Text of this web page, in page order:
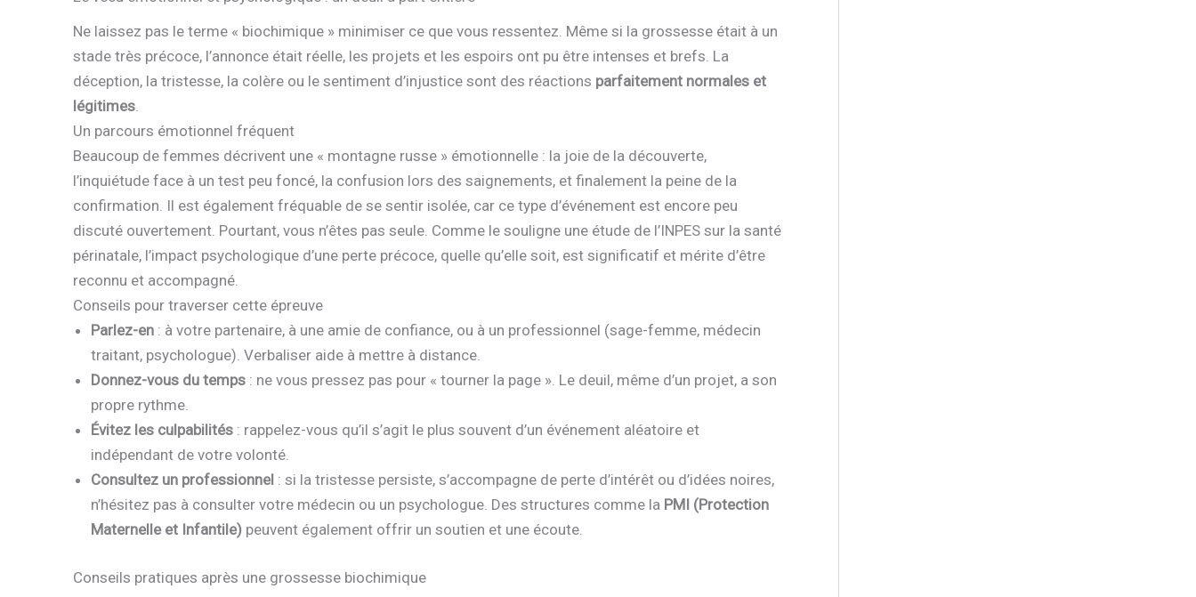
Ne laissez pas le terme « biochimique » minimiser ce que vous ressentez. Même si la grossesse était à un
stade très précoce, l’annonce était réelle, les projets et les espoirs ont pu être intenses et brefs. La
déception, la tristesse, la colère ou le sentiment d’injustice sont des réactions parfaitement normales et
légitimes.
Un parcours émotionnel fréquent
Beaucoup de femmes décrivent une « montagne russe » émotionnelle : la joie de la découverte,
l’inquiétude face à un test peu foncé, la confusion lors des saignements, et finalement la peine de la
confirmation. Il est également fréquable de se sentir isolée, car ce type d’événement est encore peu
discuté ouvertement. Pourtant, vous n’êtes pas seule. Comme le souligne une étude de l’INPES sur la santé
périnatale, l’impact psychologique d’une perte précoce, quelle qu’elle soit, est significatif et mérite d’être
reconnu et accompagné.
Conseils pour traverser cette épreuve
Parlez-en : à votre partenaire, à une amie de confiance, ou à un professionnel (sage-femme, médecin
traitant, psychologue). Verbaliser aide à mettre à distance.
Donnez-vous du temps : ne vous pressez pas pour « tourner la page ». Le deuil, même d’un projet, a son
propre rythme.
Évitez les culpabilités : rappelez-vous qu’il s’agit le plus souvent d’un événement aléatoire et
indépendant de votre volonté.
Consultez un professionnel : si la tristesse persiste, s’accompagne de perte d’intérêt ou d’idées noires,
n’hésitez pas à consulter votre médecin ou un psychologue. Des structures comme la PMI (Protection
Maternelle et Infantile) peuvent également offrir un soutien et une écoute.
Conseils pratiques après une grossesse biochimique